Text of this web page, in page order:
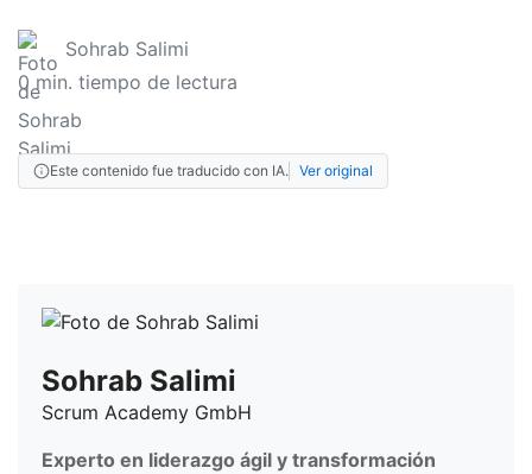
Sohrab Salimi
0min. tiempo de lectura
Este contenido fue traducido con IA. Ver original
Sohrab Salimi
Scrum Academy GmbH
Experto en liderazgo ágil y transformación